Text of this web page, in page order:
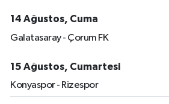
14 Ağustos, Cuma
Galatasaray - Çorum FK
15 Ağustos, Cumartesi
Konyaspor - Rizespor